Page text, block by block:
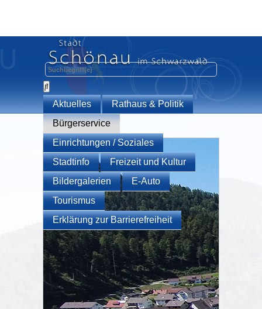
Aktuelles
Rathaus & Politik
Bürgerservice
Einrichtungen / Soziales
Stadtinfo
Freizeit und Kultur
Bildergalerien
E-Auto
Tourismus
Erklärung zur Barrierefreiheit